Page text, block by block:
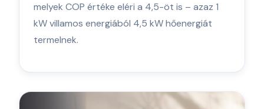
melyek COP értéke eléri a 4,5-öt is – azaz 1
kW villamos energiából 4,5 kW hőenergiát
termelnek.